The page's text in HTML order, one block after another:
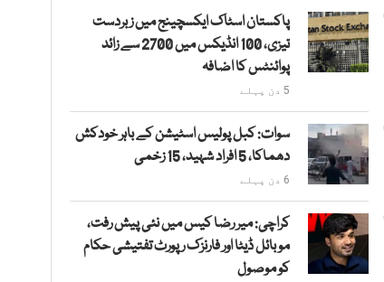
پاکستان اسٹاک ایکسچینج میں زبردست
تیزی، 100 انڈیکس میں 2700 سے زائد
پوائنٹس کا اضافہ
5 دن پہلے
سوات: کبل پولیس اسٹیشن کے باہر خودکش
دھماکا، 5 افراد شہید، 15 زخمی
6 دن پہلے
کراچی: میر رضا کیس میں نئی پیش رفت،
موبائل ڈیٹا اور فارنزک رپورٹ تفتیشی حکام
کو موصول